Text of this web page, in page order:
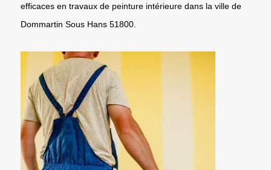
efficaces en travaux de peinture intérieure dans la ville de
Dommartin Sous Hans 51800.